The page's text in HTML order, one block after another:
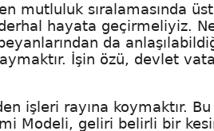
mutluluk sıralamasında
hayata geçirmeliyiz.
da
İşin özü, devlet
işleri rayına koymaktır.
Modeli, geliri belirli bir